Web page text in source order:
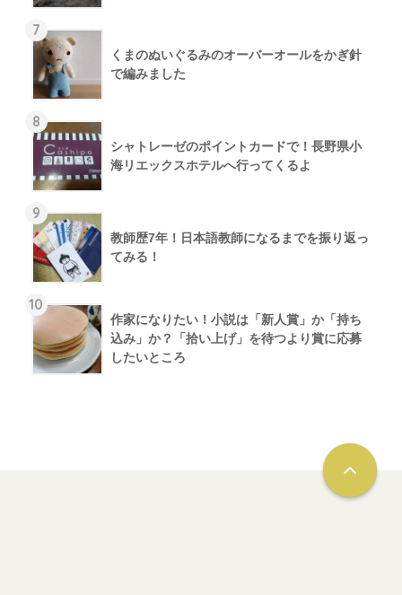
7
くまのぬいぐるみのオーバーオールをかぎ針
で編みました
8
シャトレーゼのポイントカードで！長野県小
海リエックスホテルへ行ってくるよ
9
教師歴7年！日本語教師になるまでを振り返っ
てみる！
10
作家になりたい！小説は「新人賞」か「持ち
込み」か？「拾い上げ」を待つより賞に応募
したいところ